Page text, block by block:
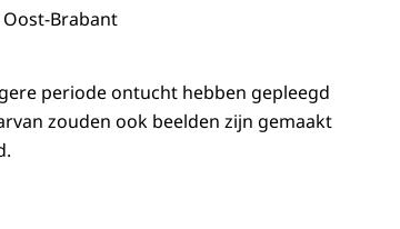
Brabant
periode ontucht hebben gepleegd
zouden ook beelden zijn gemaakt